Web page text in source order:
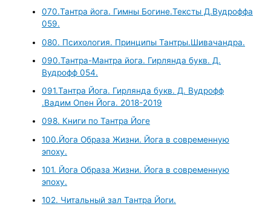
070.Тантра йога. Гимны Богине.Тексты Д.Вудроффа
059.
080. Психология. Принципы Тантры.Шивачандра.
090.Тантра-Мантра йога. Гирлянда букв. Д.
Вудрофф 054.
091.Тантра Йога. Гирлянда букв. Д. Вудрофф
.Вадим Опен Йога. 2018-2019
098. Книги по Тантра Йоге
100.Йога Образа Жизни. Йога в современную
эпоху.
101. Йога Образа Жизни. Йога в современную
эпоху.
102. Читальный зал Тантра Йоги.